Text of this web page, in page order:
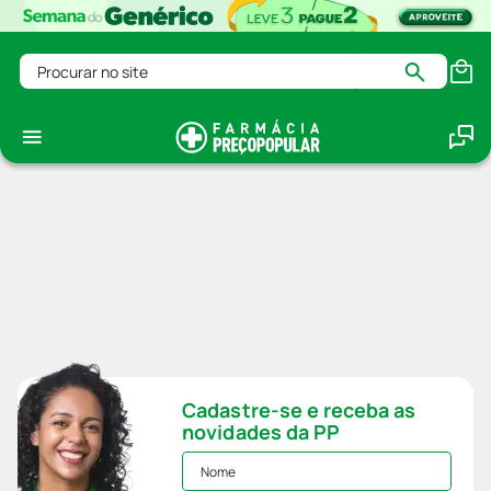
Procurar no site
Cadastre-se e receba as
novidades da PP